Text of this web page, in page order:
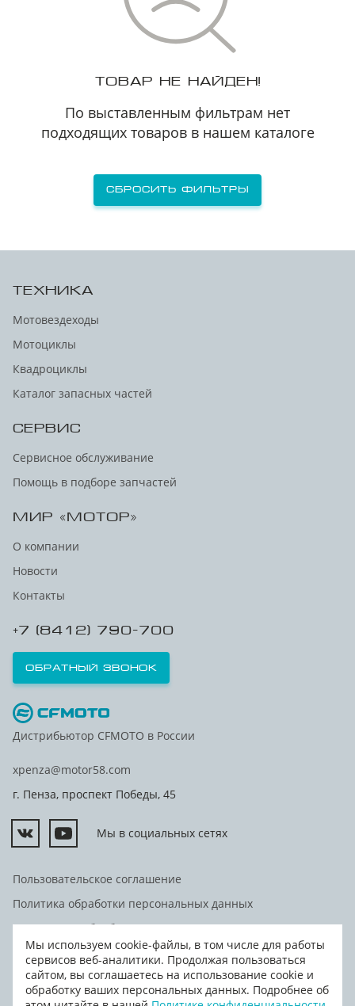
ТОВАР НЕ НАЙДЕН!
По выставленным фильтрам нет
подходящих товаров в нашем каталоге
Сбросить фильтры
ТЕХНИКА
Мотовездеходы
Мотоциклы
Квадроциклы
Каталог запасных частей
СЕРВИС
Сервисное обслуживание
Помощь в подборе запчастей
МИР «МОТОР»
О компании
Новости
Контакты
+7 (8412) 790-700
Обратный звонок
Дистрибьютор CFMOTO в России
xpenza@motor58.com
г. Пенза, проспект Победы, 45
Мы в социальных сетях
Пользовательское соглашение
Политика обработки персональных данных
Согласие на обработку персональных данных
Согласие на передачу персональных данных третьим
лицам
© Дилерский центр "Мотор", 2026
Мы используем cookie-файлы, в том числе для работы
сервисов веб-аналитики. Продолжая пользоваться
сайтом, вы соглашаетесь на использование cookie и
обработку ваших персональных данных. Подробнее об